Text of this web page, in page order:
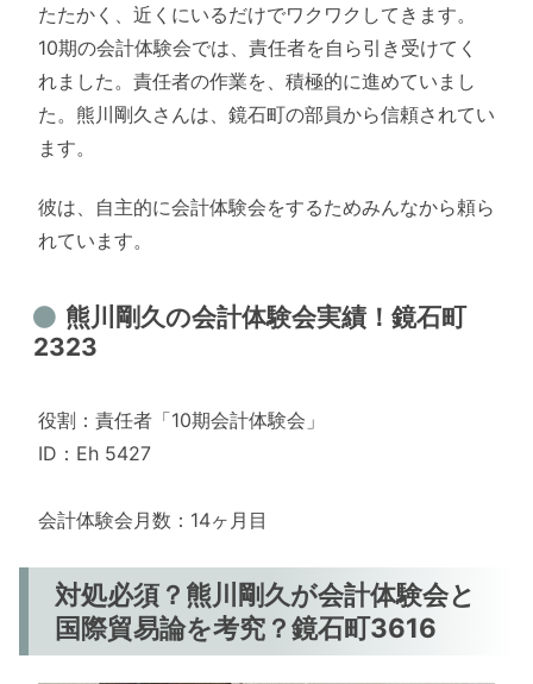
たたかく、近くにいるだけでワクワクしてきます。
10期の会計体験会では、責任者を自ら引き受けてく
れました。責任者の作業を、積極的に進めていまし
た。熊川剛久さんは、鏡石町の部員から信頼されてい
ます。
彼は、自主的に会計体験会をするためみんなから頼ら
れています。
熊川剛久の会計体験会実績！鏡石町
2323
役割：責任者「10期会計体験会」
ID：Eh 5427
会計体験会月数：14ヶ月目
対処必須？熊川剛久が会計体験会と
国際貿易論を考究？鏡石町3616